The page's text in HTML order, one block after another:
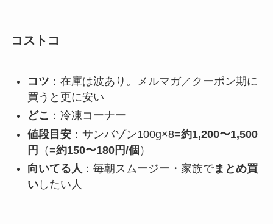
コストコ
コツ ：在庫は波あり。メルマガ／クーポン期に
買うと更に安い
どこ ：冷凍コーナー
値段目安：サンバゾン100g×8=約1,200〜1,500
円
（=約150〜180円/個 ）
向いてる人 ：毎朝スムージー・家族でまとめ買
いしたい人